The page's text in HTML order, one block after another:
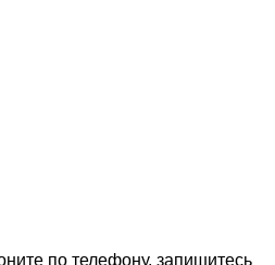
по телефону, запишитесь